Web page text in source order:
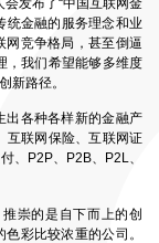
发布了“中国互联网金
统金融的服务理念和业
竞争格局，甚至倒逼
，我们希望能够多维度
新路径。
出各种各样新的金融产
互联网保险、互联网证
、P2P、P2B、P2L、
崇的是自下而上的创
彩比较浓重的公司。